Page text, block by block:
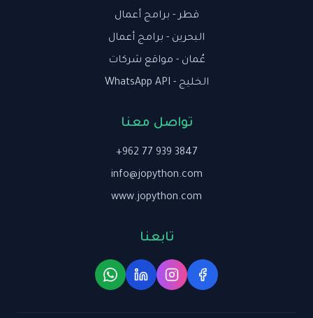
قطر - برامج أعمال
البحرين - برامج أعمال
عُمان - مواقع شركات
الخليج - WhatsApp API
تواصل معنا
+962 77 939 3847
info@jopython.com
www.jopython.com
تابعنا